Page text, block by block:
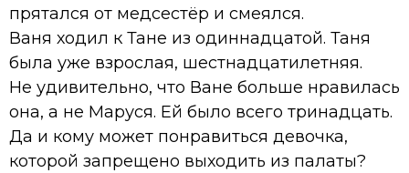
прятался от медсестёр и смеялся.
Ваня ходил к Тане из одиннадцатой. Таня
была уже взрослая, шестнадцатилетняя.
Не удивительно, что Ване больше нравилась
она, а не Маруся. Ей было всего тринадцать.
Да и кому может понравиться девочка,
которой запрещено выходить из палаты?